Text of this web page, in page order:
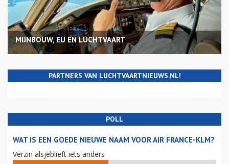
MIJNBOUW, EU EN LUCHTVAART
PARTNERS VAN LUCHTVAARTNIEUWS.NL!
POLL
WAT IS EEN GOEDE NIEUWE NAAM VOOR AIR FRANCE-KLM?
Verzin alsjeblieft iets anders